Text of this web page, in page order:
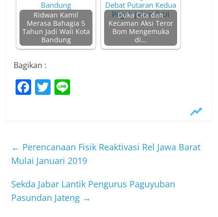
Ridwan Kamil
Merasa Bahagia 5
Tahun Jadi Wali Kota
Bandung
Duka Cita dan
Kecaman Aksi Teror
Bom Mengemuka
di…
Bagikan :
F
b
o
o
k
T
← Perencanaan Fisik Reaktivasi Rel Jawa Barat
Mulai Januari 2019
Sekda Jabar Lantik Pengurus Paguyuban
Pasundan Jateng →